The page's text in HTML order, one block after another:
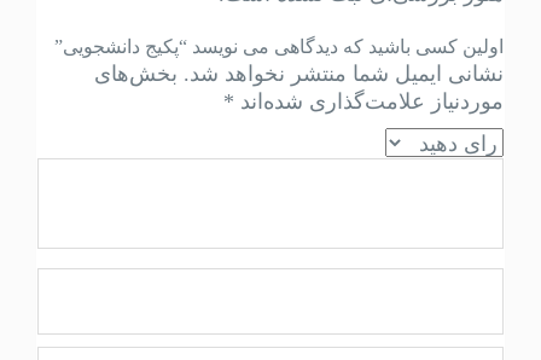
اولین کسی باشید که دیدگاهی می نویسد “پکیج دانشجویی”
نشانی ایمیل شما منتشر نخواهد شد. بخش‌های
موردنیاز علامت‌گذاری شده‌اند *